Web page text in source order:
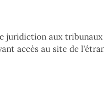
juridiction aux
accès au site de